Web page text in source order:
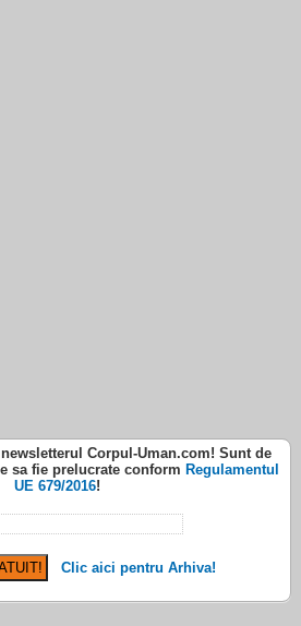
newsletterul Corpul-Uman.com! Sunt de
sa fie prelucrate conform Regulamentul
UE 679/2016!
Clic aici pentru Arhiva!